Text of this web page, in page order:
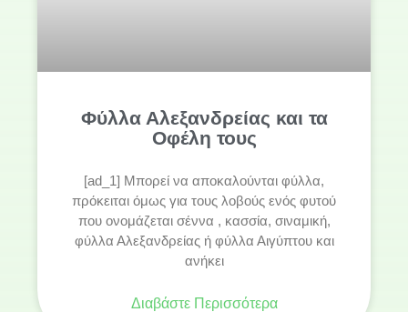
Φύλλα Αλεξανδρείας και τα
Οφέλη τους
[ad_1] Μπορεί να αποκαλούνται φύλλα,
πρόκειται όμως για τους λοβούς ενός φυτού
που ονομάζεται σέννα , κασσία, σιναμική,
φύλλα Αλεξανδρείας ή φύλλα Αιγύπτου και
ανήκει
Διαβάστε Περισσότερα